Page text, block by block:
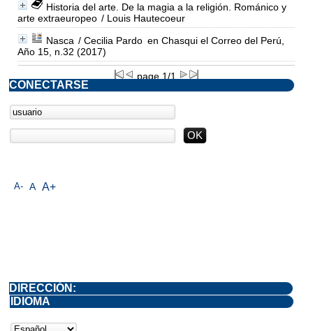
Historia del arte. De la magia a la religión. Románico y
arte extraeuropeo / Louis Hautecoeur
Nasca / Cecilia Pardo en Chasqui el Correo del Perú,
Año 15, n.32 (2017)
page 1/1
A- A A+
CONECTARSE
DIRECCIÓN:
IDIOMA